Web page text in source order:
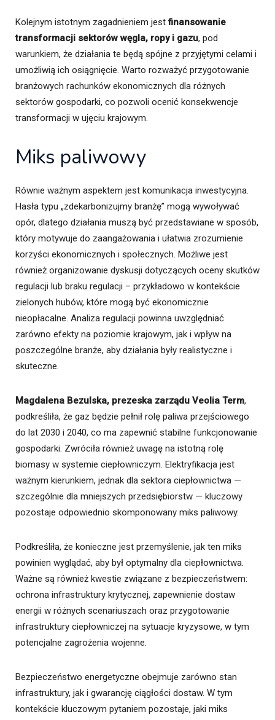
Kolejnym istotnym zagadnieniem jestfinansowanie
transformacji sektorów węgla, ropy i gazu, pod
warunkiem, że działania te będą spójne z przyjętymi celami i
umożliwią ich osiągnięcie. Warto rozważyć przygotowanie
branżowych rachunków ekonomicznych dla różnych
sektorów gospodarki, co pozwoli ocenić konsekwencje
transformacji w ujęciu krajowym.
Miks paliwowy
Równie ważnym aspektem jest komunikacja inwestycyjna.
Hasła typu „zdekarbonizujmy branżę” mogą wywoływać
opór, dlatego działania muszą być przedstawiane w sposób,
który motywuje do zaangażowania i ułatwia zrozumienie
korzyści ekonomicznych i społecznych. Możliwe jest
również organizowanie dyskusji dotyczących oceny skutków
regulacji lub braku regulacji – przykładowo w kontekście
zielonych hubów, które mogą być ekonomicznie
nieopłacalne. Analiza regulacji powinna uwzględniać
zarówno efekty na poziomie krajowym, jak i wpływ na
poszczególne branże, aby działania były realistyczne i
skuteczne.
Magdalena Bezulska, prezeska zarządu Veolia Term,
podkreśliła, że gaz będzie pełnił rolę paliwa przejściowego
do lat 2030 i 2040, co ma zapewnić stabilne funkcjonowanie
gospodarki. Zwróciła również uwagę na istotną rolę
biomasy w systemie ciepłowniczym. Elektryfikacja jest
ważnym kierunkiem, jednak dla sektora ciepłownictwa —
szczególnie dla mniejszych przedsiębiorstw — kluczowy
pozostaje odpowiednio skomponowany miks paliwowy.
Podkreśliła, że konieczne jest przemyślenie, jak ten miks
powinien wyglądać, aby był optymalny dla ciepłownictwa.
Ważne są również kwestie związane z bezpieczeństwem:
ochrona infrastruktury krytycznej, zapewnienie dostaw
energii w różnych scenariuszach oraz przygotowanie
infrastruktury ciepłowniczej na sytuacje kryzysowe, w tym
potencjalne zagrożenia wojenne.
Bezpieczeństwo energetyczne obejmuje zarówno stan
infrastruktury, jak i gwarancję ciągłości dostaw. W tym
kontekście kluczowym pytaniem pozostaje, jaki miks